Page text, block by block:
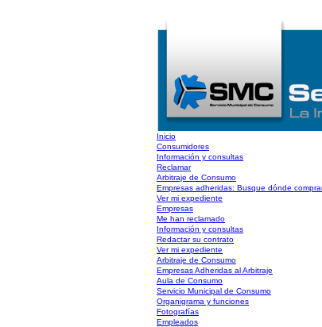
Inicio
Consumidores
Información y consultas
Reclamar
Arbitraje de Consumo
Empresas adheridas: Busque dónde
Ver mi expediente
Empresas
Me han reclamado
Información y consultas
Redactar su contrato
Ver mi expediente
Arbitraje de Consumo
Empresas Adheridas al Arbitraje
Aula de Consumo
Servicio Municipal de Consumo
Organigrama y funciones
Fotografías
Empleados